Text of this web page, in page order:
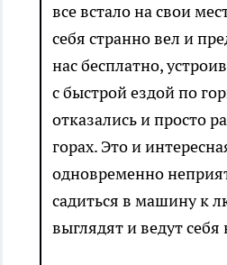
все встало на свои
себя странно вел и
нас бесплатно,
с быстрой ездой по
отказались и просто
горах. Это и
одновременно
садиться в машину к
выглядят и ведут себя